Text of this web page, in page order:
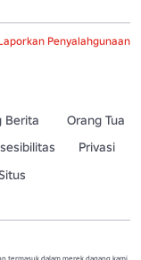
Penyalahgunaan
Berita
Orang Tua
Privasi
termasuk dalam merek dagang kami